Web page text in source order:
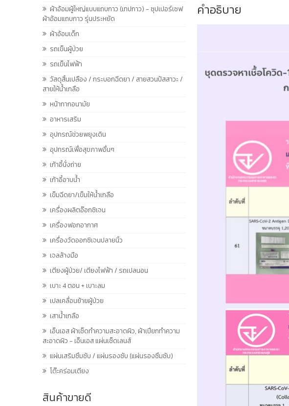
คำอธิบาย
ผ้าอ้อมผู้ใหญ่แบบแถบกาว (เทปกาว) - ซุปเปอร์เซฟ
ผ้าอ้อมแถบกาว รุ่นประหยัด
ผ้าอ้อมเด็ก
รถเข็นผู้ป่วย
รถเข็นไฟฟ้า
วัสดุสิ้นเปลือง / กระบอกฉีดยา / สายสวนปัสสาวะ /
สายให้น้ำเกลือ
หน้ากากอนามัย
อาหารเสริม
อุปกรณ์ช่วยพยุงเดิน
อุปกรณ์เพื่อสุขภาพอื่นๆ
เก้าอี้นั่งถ่าย
เก้าอี้อาบน้ำ
เข็มฉีดยา/เข็มให้น้ำเกลือ
เครื่องผลิตอ๊อกซิเจน
เครื่องฟอกอากาศ
เครื่องวัดออกซิเจนปลายนิ้ว
เจลล้างมือ
เตียงผู้ป่วย/ เตียงไฟฟ้า / รถเปลนอน
เบาะ 4 ตอน + เบาะลม
เปลเคลื่อนย้ายผู้ป่วย
เสาน้ำเกลือ
เอ็นเอส ผ้าเช็ดทำความสะอาดผิว, ผ้าเปียกทำความ
สะอาดผิว - เอ็นเอส แผ่นเช็ดเลนส์
แผ่นเสริมซึมซับ / แผ่นรองซับ (แผ่นรองซึมซับ)
โต๊ะคร่อมเตียง
สินค้าขายดี